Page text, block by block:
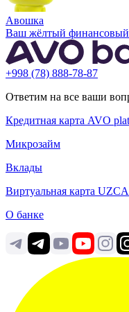
Aвошка
Ваш жёлтый
+998 (78) 888-78-87
Ответим на все ваши
Кредитная карта AVO
Микрозайм
Вклады
Виртуальная карта
О банке